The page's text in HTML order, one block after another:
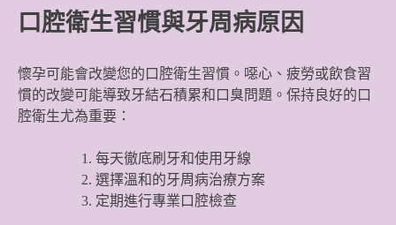
口腔衛生習慣與牙周病原因
懷孕可能會改變您的口腔衛生習慣。噁心、疲勞或飲食習
慣的改變可能導致牙結石積累和口臭問題。保持良好的口
腔衛生尤為重要：
每天徹底刷牙和使用牙線
選擇溫和的牙周病治療方案
定期進行專業口腔檢查